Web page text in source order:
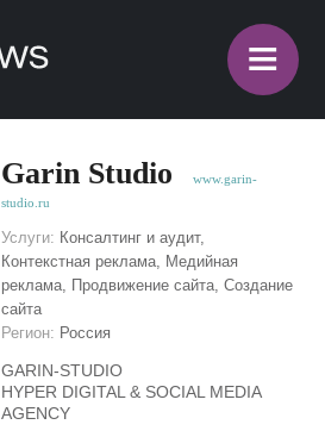
≡
Garin Studio
www.garin-
studio.ru
Услуги: Консалтинг и аудит,
Контекстная реклама, Медийная
реклама, Продвижение сайта, Создание
сайта
Регион: Россия
GARIN-STUDIO
HYPER DIGITAL & SOCIAL MEDIA
AGENCY